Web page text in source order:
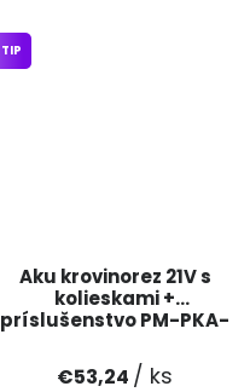
Aku krovinorez 21V s
kolieskami +
príslušenstvo PM-PKA-
TIP
€53,24 / ks